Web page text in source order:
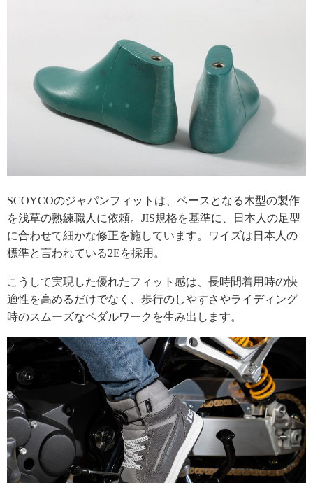
SCOYCOのジャパンフィットは、ベースとなる木型の製作
を浅草の熟練職人に依頼。JIS規格を基準に、日本人の足型
に合わせて細かな修正を施しています。ワイズは日本人の
標準と言われている2Eを採用。
こうして実現した優れたフィット感は、長時間着用時の快
適性を高めるだけでなく、歩行のしやすさやライディング
時のスムーズなペダルワークを生み出します。